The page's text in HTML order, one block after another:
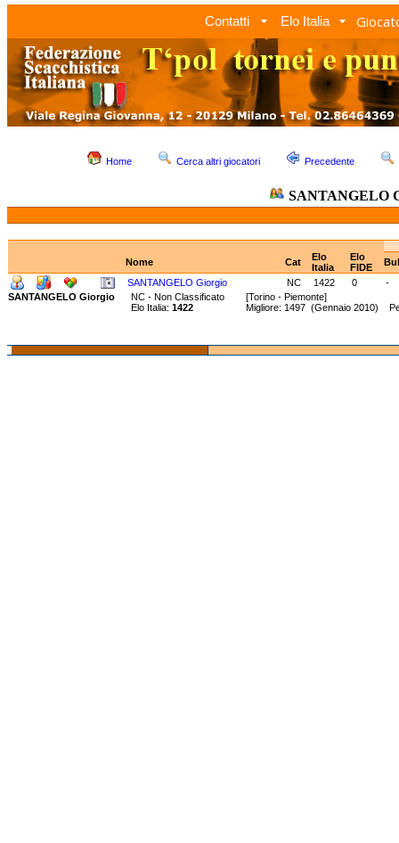
Contatti Elo Italia
Home Cerca altri giocatori Precedente
SANTANGELO
Nome Cat
Elo
Italia
Elo
FIDE
SANTANGELO Giorgio
NC 1422 0
-
SANTANGELO Giorgio
NC - Non Classificato [Torino - Piemonte]
Elo Italia: 1422 Migliore: 1497 (Gennaio 2010)